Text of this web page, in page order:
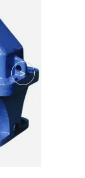
>